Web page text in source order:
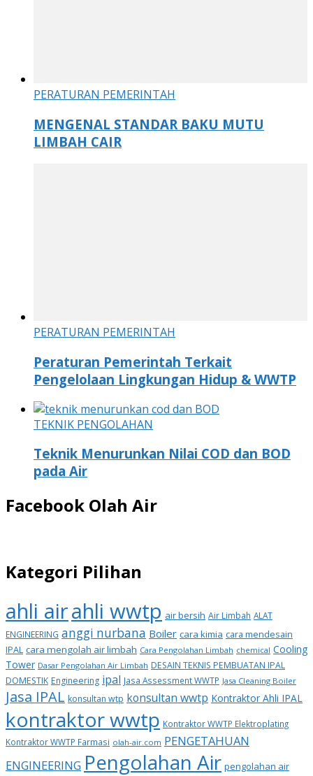
PERATURAN PEMERINTAH
MENGENAL STANDAR BAKU MUTU
LIMBAH CAIR
PERATURAN PEMERINTAH
Peraturan Pemerintah Terkait
Pengelolaan Lingkungan Hidup & WWTP
TEKNIK PENGOLAHAN
Teknik Menurunkan Nilai COD dan BOD
pada Air
Facebook Olah Air
Kategori Pilihan
ahli airahli wwtp air bersih Air Limbah ALAT
ENGINEERING anggi nurbana Boiler cara kimia cara mendesain
IPAL cara mengolah air limbah Cara Pengolahan Limbah chemical Cooling
Tower Dasar Pengolahan Air Limbah DESAIN TEKNIS PEMBUATAN IPAL
DOMESTIK Engineering ipal Jasa Assessment WWTP Jasa Cleaning Boiler
Jasa IPAL konsultan wtp konsultan wwtp Kontraktor Ahli IPAL
kontraktor wwtp Kontraktor WWTP Elektroplating
Kontraktor WWTP Farmasi olah-air.com PENGETAHUAN
ENGINEERING Pengolahan Air pengolahan air